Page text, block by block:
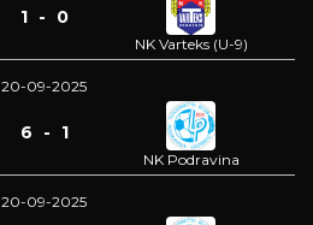
1 - 0
NK Varteks (U-9)
20-09-2025
6 - 1
NK Podravina
20-09-2025